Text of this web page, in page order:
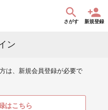
さがす 新規登録
ン
は、新規会員登録が必要で
はこちら